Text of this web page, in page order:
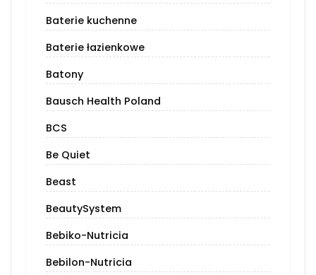
Baterie kuchenne
Baterie łazienkowe
Batony
Bausch Health Poland
BCS
Be Quiet
Beast
BeautySystem
Bebiko-Nutricia
Bebilon-Nutricia